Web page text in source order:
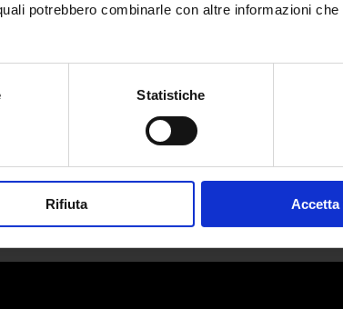
potrebbero combinarle con altre informazioni che
Statistiche
Rifiuta
per la versione
bene. Ora bisogna vivere al...